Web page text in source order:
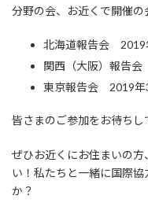
分野の会、お近くで開催の
北海道報告会 2019
関西（大阪）報告
東京報告会 2019年
皆さまのご参加をお待ちし
ぜひお近くにお住まいの
い！私たちと一緒に国際
か？